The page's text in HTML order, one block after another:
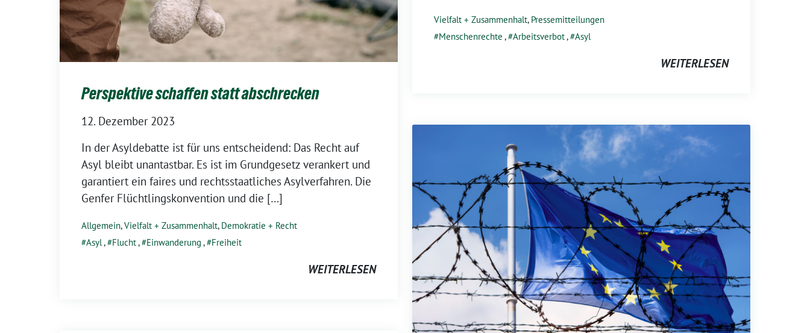
Perspektive schaffen statt abschrecken
12. Dezember 2023
In der Asyldebatte ist für uns entscheidend: Das Recht auf
Asyl bleibt unantastbar. Es ist im Grundgesetz verankert und
garantiert ein faires und rechtsstaatliches Asylverfahren. Die
Genfer Flüchtlingskonvention und die […]
Allgemein,Vielfalt + Zusammenhalt, Demokratie + Recht
Asyl, Flucht, Einwanderung , Freiheit
WEITERLESEN
Vielfalt + Zusammenhalt, Pressemitteilungen
Menschenrechte , Arbeitsverbot, Asyl
WEITERLESEN